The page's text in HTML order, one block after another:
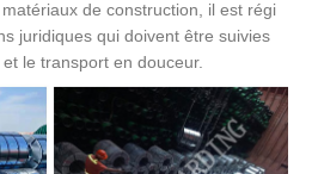
de construction, il est régi
juridiques qui doivent être suivies
le transport en douceur.